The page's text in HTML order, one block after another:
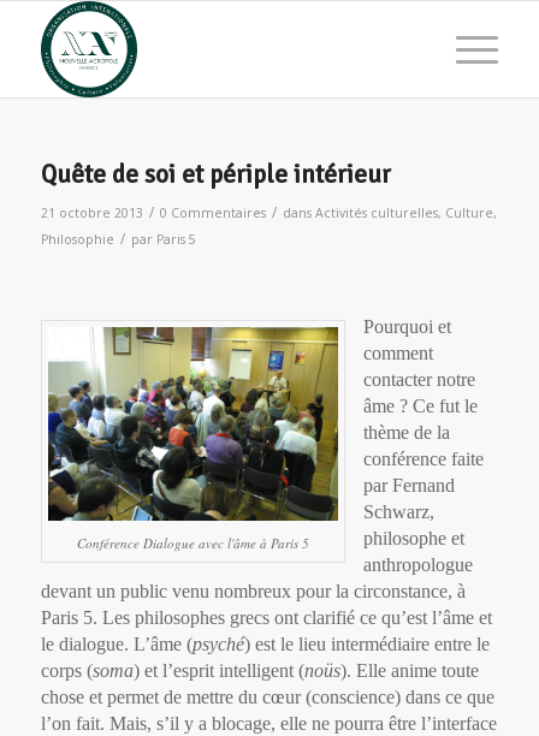
Quête de soi et périple intérieur
21 octobre 2013 / 0 Commentaires / dans Activités culturelles, Culture,
Philosophie / par Paris 5
Conférence Dialogue avec l'âme à Paris 5
Pourquoi et
comment
contacter notre
âme ? Ce fut le
thème de la
conférence faite
par Fernand
Schwarz,
philosophe et
anthropologue
devant un public venu nombreux pour la circonstance, à
Paris 5. Les philosophes grecs ont clarifié ce qu’est l’âme et
le dialogue. L’âme (psyché) est le lieu intermédiaire entre le
corps (soma) et l’esprit intelligent (noüs). Elle anime toute
chose et permet de mettre du cœur (conscience) dans ce que
l’on fait. Mais, s’il y a blocage, elle ne pourra être l’interface